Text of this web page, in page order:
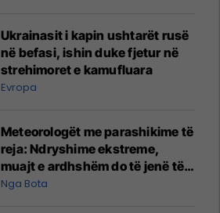
Ukrainasit i kapin ushtarët rusë
në befasi, ishin duke fjetur në
strehimoret e kamufluara
Evropa
Meteorologët me parashikime të
reja: Ndryshime ekstreme,
muajt e ardhshëm do të jenë të
pazakontë
Nga Bota